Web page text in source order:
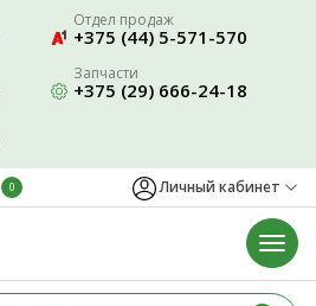
Отдел продаж
+375 (44) 5-571-570
Запчасти
+375 (29) 666-24-18
0 Личный кабинет